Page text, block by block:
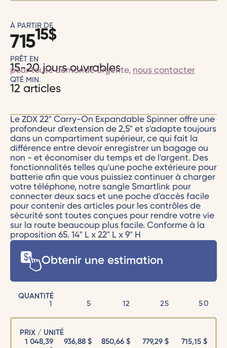
À PARTIR DE
71515$
PRÊT EN
15-20 jours ouvrables
pour toute demande urgente, nous contacter
QTÉ MIN.
12 articles
Le ZDX 22" Carry-On Expandable Spinner offre une
profondeur d'extension de 2,5" et s'adapte toujours
dans un compartiment supérieur, ce qui fait la
différence entre devoir enregistrer un bagage ou
non - et économiser du temps et de l'argent. Des
fonctionnalités telles qu'une poche extérieure pour
batterie afin que vous puissiez continuer à charger
votre téléphone, notre sangle Smartlink pour
connecter deux sacs et une poche d'accès facile
pour contenir des articles pour les contrôles de
sécurité sont toutes conçues pour rendre votre vie
sur la route beaucoup plus facile. Conforme à la
proposition 65. 14" L x 22" L x 9" H
Obtenir une estimation
QUANTITÉ
1
5 12 25 50
PRIX / UNITÉ
1 048,39
936,88 $ 850,66$ 779,29$ 715,15$